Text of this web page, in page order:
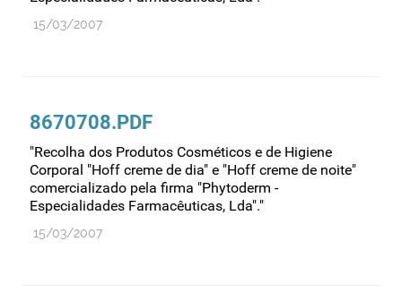
15/03/2007
8670708.PDF
"Recolha dos Produtos Cosméticos e de Higiene
Corporal "Hoff creme de dia" e "Hoff creme de noite"
comercializado pela firma "Phytoderm -
Especialidades Farmacêuticas, Lda"."
15/03/2007